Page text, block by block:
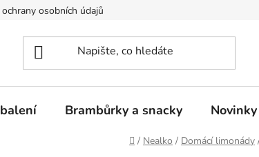
osobních údajů
Brambůrky a snacky Novinky
Domů
/ Nealko / Domácí limonády